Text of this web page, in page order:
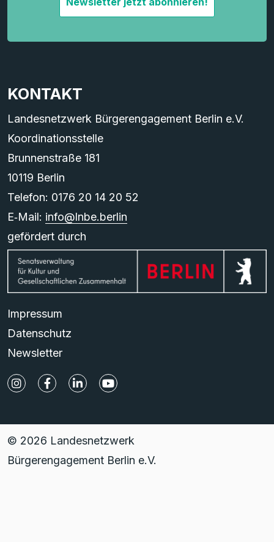
KONTAKT
Landesnetzwerk Bürgerengagement Berlin e.V.
Koordinationsstelle
Brunnenstraße 181
10119 Berlin
Telefon: 0176 20 14 20 52
E‑Mail: info@lnbe.berlin
gefördert durch
Impressum
Newsletter
Datenschutz
© 2026 Landesnetzwerk
Bürgerengagement Berlin e.V.